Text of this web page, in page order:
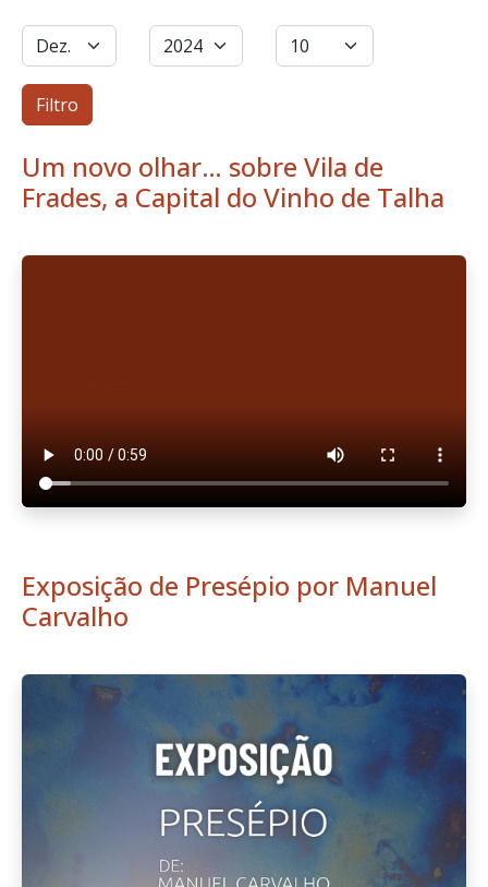
Filtros
Mês Ano Qtd. a exibir
Filtro
Um novo olhar… sobre Vila de
Frades, a Capital do Vinho de Talha
Exposição de Presépio por Manuel
Carvalho